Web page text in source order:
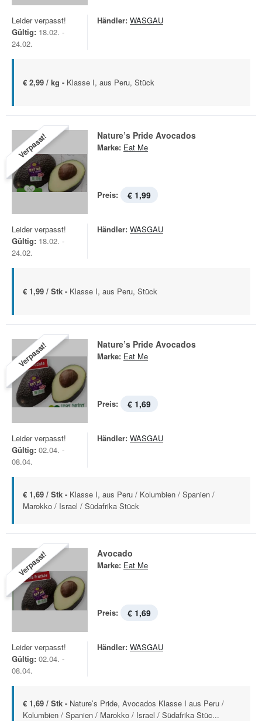
Leider verpasst!
Gültig: 18.02. -
24.02.
Händler: WASGAU
€ 2,99 / kg - Klasse I, aus Peru, Stück
Verpasst! Nature’s Pride Avocados
Marke: Eat Me
Preis: € 1,99
Leider verpasst!
Gültig: 18.02. -
24.02.
Händler: WASGAU
€ 1,99 / Stk - Klasse I, aus Peru, Stück
Verpasst! Nature’s Pride Avocados
Marke: Eat Me
Preis: € 1,69
Leider verpasst!
Gültig: 02.04. -
08.04.
Händler: WASGAU
€ 1,69 / Stk - Klasse I, aus Peru / Kolumbien / Spanien /
Marokko / Israel / Südafrika Stück
Verpasst! Avocado
Marke: Eat Me
Preis: € 1,69
Leider verpasst!
Gültig: 02.04. -
08.04.
Händler: WASGAU
€ 1,69 / Stk - Nature’s Pride, Avocados Klasse I aus Peru /
Kolumbien / Spanien / Marokko / Israel / Südafrika Stüc...